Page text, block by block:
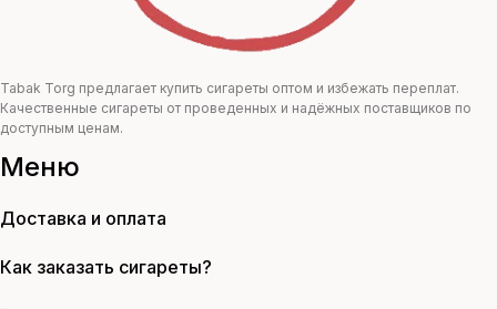
Tabak Torg предлагает купить сигареты оптом и избежать переплат.
Качественные сигареты от проведенных и надёжных поставщиков по
доступным ценам.
Меню
Доставка и оплата
Как заказать сигареты?